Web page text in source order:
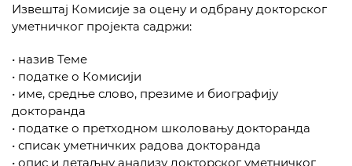
Извештај Комисије за оцену и одбрану докторског
уметничког пројекта садржи:
• назив Теме
• податке о Комисији
• име, средње слово, презиме и биографију
докторанда
• податке о претходном школовању докторанда
• списак уметничких радова докторанда
• опис и детаљну анализу докторског уметничког